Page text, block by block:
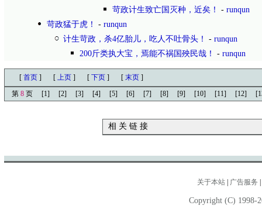
苛政计生致亡国灭种，近矣！
- runqun
苛政猛于虎！
- runqun
计生苛政，杀4亿胎儿，吃人不吐骨头！
- runqun
200斤类执大宝，焉能不祸国殃民哉！
- runqun
[ 首页 ] [ 上页 ] [ 下页 ] [ 末页 ]
第 8 页 [1] [2] [3] [4] [5] [6] [7] [8] [9] [10] [11] [12]
相 关 链 接
关于本站 广告服务
Copyright (C) 1998-